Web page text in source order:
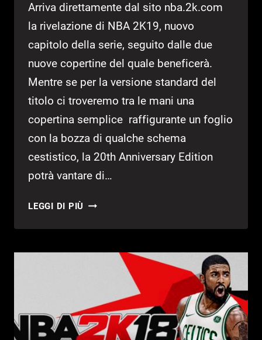
Arriva direttamente dal sito nba.2k.com
la rivelazione di NBA 2K19, nuovo
capitolo della serie, seguito dalle due
nuove copertine del quale beneficerà.
Mentre se per la versione standard del
titolo ci troveremo tra le mani una
copertina semplice raffigurante un foglio
con la bozza di qualche schema
cestistico, la 20th Anniversary Edition
potrà vantare di…
LEGGI DI PIÙ ANNUNCIATO
NBA